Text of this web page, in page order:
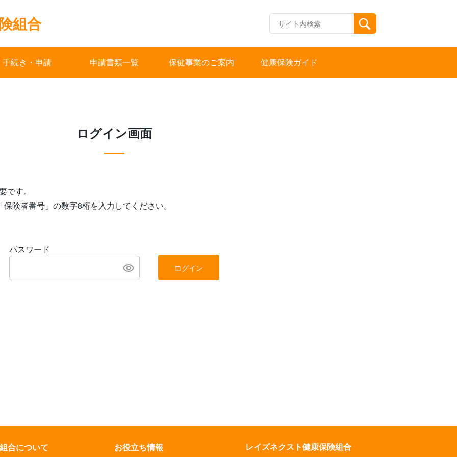
組合
手続き・申請 申請書類一覧 保健事業のご案内 健康保険ガイド
ログイン画面
です。
険者番号」の数字8桁を入力してください。
パスワード
ログイン
合について お役立ち情報 レイズネクスト健康保険組合